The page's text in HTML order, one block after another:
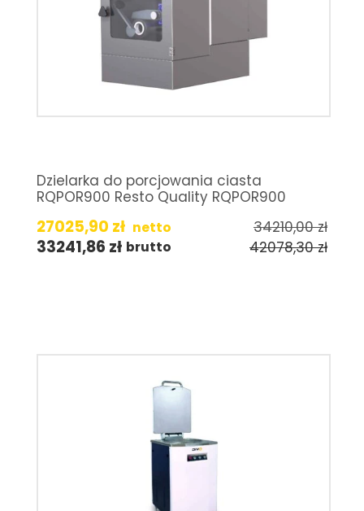
Dzielarka do porcjowania ciasta
RQPOR900 Resto Quality RQPOR900
27025,90 zł netto 34210,00zł
33241,86 zł brutto 42078,30zł